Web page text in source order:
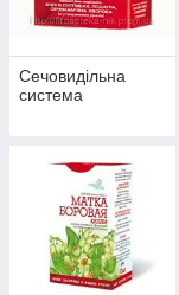
Сечовидільна
система